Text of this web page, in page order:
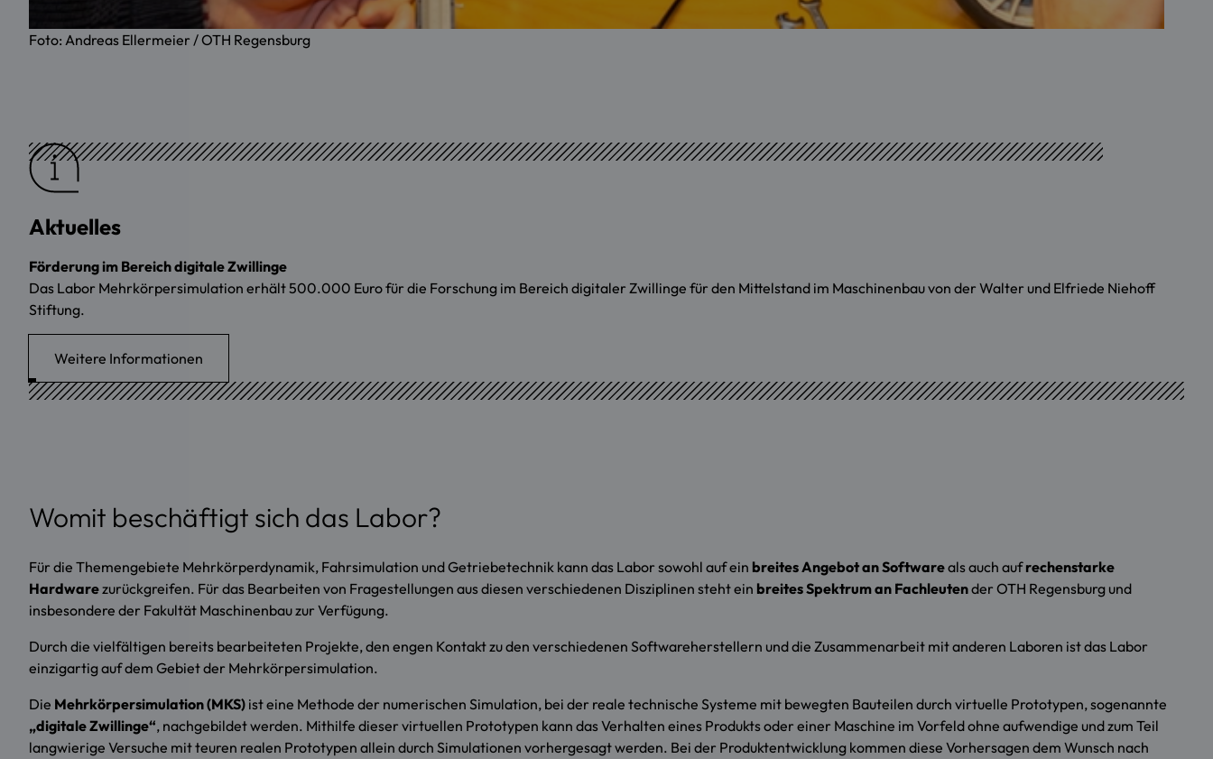
Foto: Andreas Ellermeier / OTH Regensburg
Aktuelles
Förderung im Bereich digitale Zwillinge
Das Labor Mehrkörpersimulation erhält 500.000 Euro für die Forschung im Bereich digitaler Zwillinge für den Mittelstand im Maschinenbau von der Walter und Elfriede Niehoff
Stiftung.
Weitere Informationen
Womit beschäftigt sich das Labor?
Für die Themengebiete Mehrkörperdynamik, Fahrsimulation und Getriebetechnik kann das Labor sowohl auf ein breites Angebot an Softwareals auch aufrechenstarke
Hardwarezurückgreifen. Für das Bearbeiten von Fragestellungen aus diesen verschiedenen Disziplinen steht ein breites Spektrum an Fachleutender OTH Regensburg und
insbesondere der Fakultät Maschinenbau zur Verfügung.
Durch die vielfältigen bereits bearbeiteten Projekte, den engen Kontakt zu den verschiedenen Softwareherstellern und die Zusammenarbeit mit anderen Laboren ist das Labor
einzigartig auf dem Gebiet der Mehrkörpersimulation.
Die Mehrkörpersimulation (MKS) ist eine Methode der numerischen Simulation, bei der reale technische Systeme mit bewegten Bauteilen durch virtuelle Prototypen, sogenannte
„digitale Zwillinge“, nachgebildet werden. Mithilfe dieser virtuellen Prototypen kann das Verhalten eines Produkts oder einer Maschine im Vorfeld ohne aufwendige und zum Teil
langwierige Versuche mit teuren realen Prototypen allein durch Simulationen vorhergesagt werden. Bei der Produktentwicklung kommen diese Vorhersagen dem Wunsch nach